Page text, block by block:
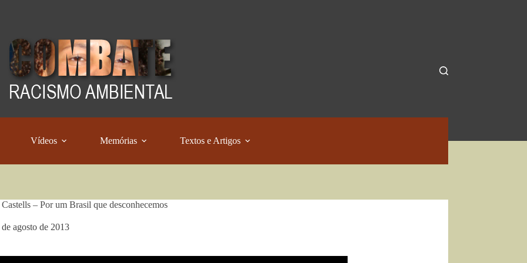
Vídeos Memórias Textos e Artigos
– Por um Brasil que desconhecemos
agosto de 2013